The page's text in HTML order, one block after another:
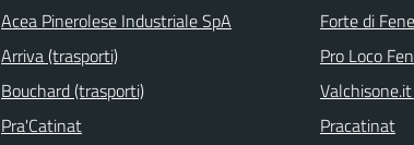
Acea Pinerolese Industriale SpA
Arriva (trasporti)
Bouchard (trasporti)
Pra'Catinat
Forte di
Pro Loco
Pracatinat